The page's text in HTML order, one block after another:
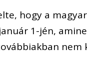
hogy a
1-jén,
nem